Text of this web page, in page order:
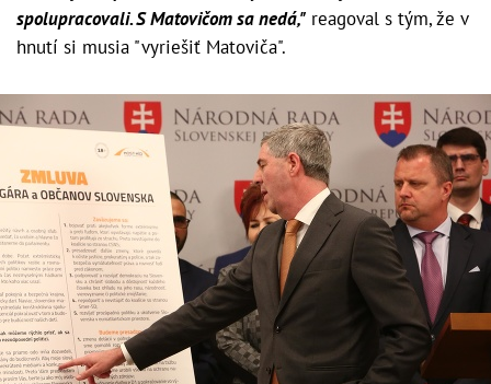
spolupracovali. S Matovičom sa nedá," reagoval s tým, že v
hnutí si musia "vyriešiť Matoviča".